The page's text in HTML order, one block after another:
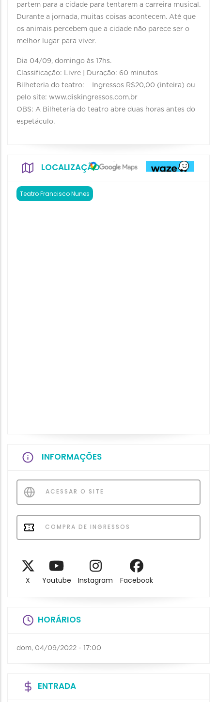
partem para a cidade para tentarem a carreira musical.
Durante a jornada, muitas coisas acontecem. Até que
os animais percebem que a cidade não parece ser o
melhor lugar para viver.
Dia 04/09, domingo às 17hs.
Classificação: Livre | Duração: 60 minutos
Bilheteria do teatro: Ingressos R$20,00 (inteira) ou
pelo site: www.diskingressos.com.br
OBS: A Bilheteria do teatro abre duas horas antes do
espetáculo.
LOCALIZAÇÃO
Teatro Francisco Nunes
INFORMAÇÕES
ACESSAR O SITE
COMPRA DE INGRESSOS
X Youtube Instagram Facebook
HORÁRIOS
dom, 04/09/2022 - 17:00
ENTRADA